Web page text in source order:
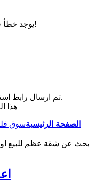
يوجد خطأ في اسم المستخدم أو كلمة المرور!
تم ارسال رابط استعادة كلمة المرور الى بريدك بنجاح.
هذا
الصفحة الرئيسية
بحث عن شقة عظم للبيع او